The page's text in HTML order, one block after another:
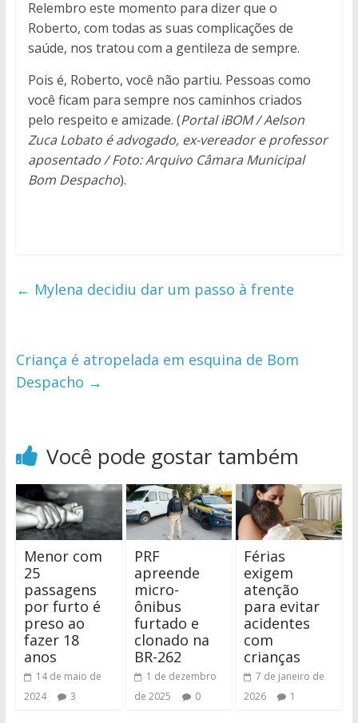
Relembro este momento para dizer que o
Roberto, com todas as suas complicações de
saúde, nos tratou com a gentileza de sempre.
Pois é, Roberto, você não partiu. Pessoas como
você ficam para sempre nos caminhos criados
pelo respeito e amizade. (Portal iBOM / Aelson
Zuca Lobato é advogado, ex-vereador e professor
aposentado / Foto: Arquivo Câmara Municipal
Bom Despacho).
← Mylena decidiu dar um passo à frente
Criança é atropelada em esquina de Bom
Despacho →
Você pode gostar também
Menor com
25
passagens
por furto é
preso ao
fazer 18
anos
14 de maio de
2024
3
PRF
apreende
micro-
ônibus
furtado e
clonado na
BR-262
1 de dezembro
de 2025
0
Férias
exigem
atenção
para evitar
acidentes
com
crianças
7 de janeiro de
2026
1